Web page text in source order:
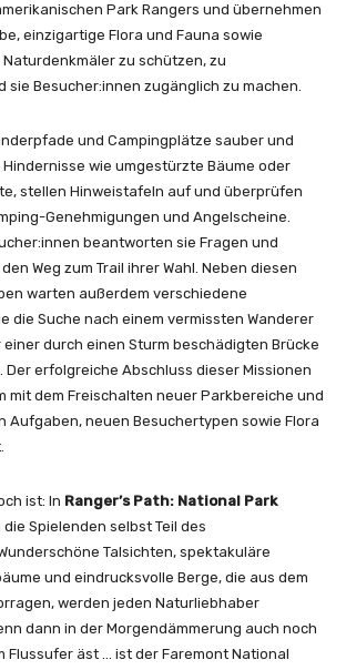
Park Rangers und übernehmen
einzigartige Flora und Fauna sowie
zu schützen, zu
sie Besucher:innen zugänglich zu machen.
und Campingplätze sauber und
wie umgestürzte Bäume oder
stellen Hinweistafeln auf und überprüfen
Genehmigungen und Angelscheine.
beantworten sie Fragen und
Weg zum Trail ihrer Wahl. Neben diesen
warten außerdem verschiedene
die Suche nach einem vermissten Wanderer
durch einen Sturm beschädigten Brücke
Der erfolgreiche Abschluss dieser Missionen
mit dem Freischalten neuer Parkbereiche und
Aufgaben, neuen Besuchertypen sowie Flora
ist: In Ranger’s Path: National Park
Spielenden selbst Teil des
Talsichten, spektakuläre
und eindrucksvolle Berge, die aus dem
werden jeden Naturliebhaber
dann in der Morgendämmerung auch noch
Flussufer äst … ist der Faremont National